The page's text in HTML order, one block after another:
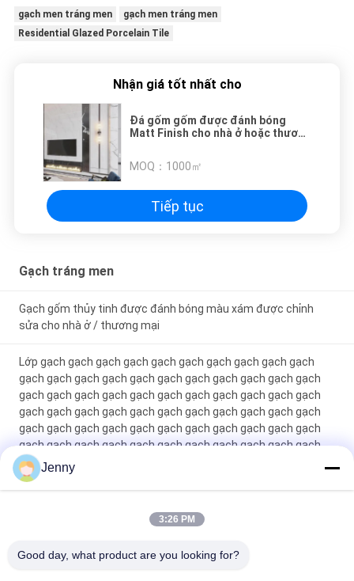
gạch men tráng men
gạch men tráng men
Residential Glazed Porcelain Tile
Nhận giá tốt nhất cho
Đá gốm gốm được đánh bóng
Matt Finish cho nhà ở hoặc thương
MOQ： 1000㎡
Tiếp tục
Gạch tráng men
Gạch gốm thủy tinh được đánh bóng màu xám được chỉnh
sửa cho nhà ở / thương mại
Lớp gạch gạch gạch gạch gạch gạch gạch gạch gạch gạch
gạch gạch gạch gạch gạch gạch gạch gạch gạch gạch gạch
gạch gạch gạch gạch gạch gạch gạch gạch gạch gạch gạch
gạch gạch gạch gạch gạch gạch gạch gạch gạch gạch gạch
gạch gạch gạch gạch gạch gạch gạch gạch gạch gạch gạch
gạch gạch gạch gạch gạch gạch gạch gạch gạch gạch gạch
gạch gạch gạch gạch gạch gạch gạch gạch gạch gạch gạch
gạch gạch gạch gạch gạch gạch gạch gạch gạch gạch gạch
gạch gạch gạch gạch gạch gạch gạch gạch gạch gạch gạch
Finish With 0.05% Water Absorption
Jenny
3:26 PM
Good day, what product are you looking for?